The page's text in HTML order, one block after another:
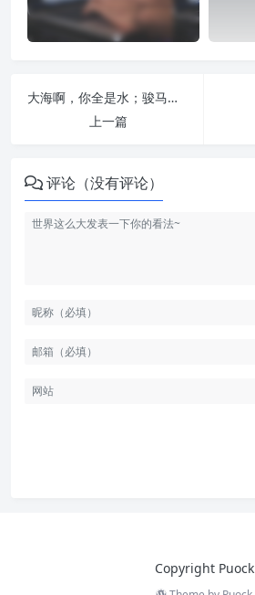
大海啊，你全是水；骏马啊，你四条腿
上一篇
评论（没有评论）
Copyright Puock